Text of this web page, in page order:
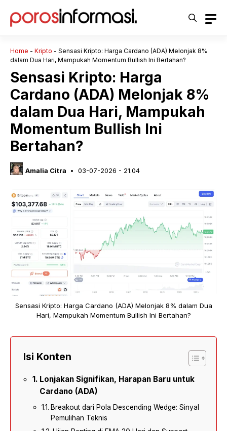
Home - Kripto - Sensasi Kripto: Harga Cardano (ADA) Melonjak 8%
dalam Dua Hari, Mampukah Momentum Bullish Ini Bertahan?
Sensasi Kripto: Harga
Cardano (ADA) Melonjak 8%
dalam Dua Hari, Mampukah
Momentum Bullish Ini
Bertahan?
Amalia Citra 03-07-2026 - 21.04
Sensasi Kripto: Harga Cardano (ADA) Melonjak 8% dalam Dua
Hari, Mampukah Momentum Bullish Ini Bertahan?
Isi Konten
Lonjakan Signifikan, Harapan Baru untuk
Cardano (ADA)
Breakout dari Pola Descending Wedge: Sinyal
Pemulihan Teknis